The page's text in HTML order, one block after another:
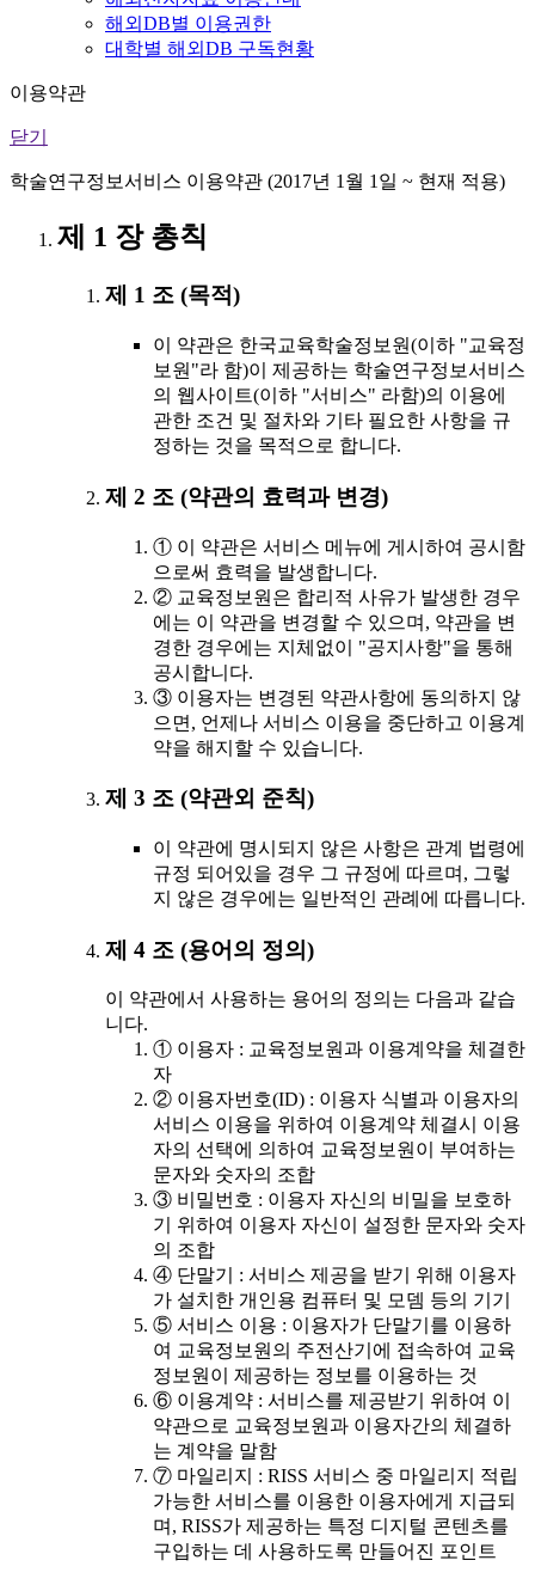
해외DB별 이용권한
대학별 해외DB 구독현황
이용약관
닫기
학술연구정보서비스 이용약관 (2017년 1월 1일 ~ 현재 적용)
제 1 장 총칙
제 1 조 (목적)
이 약관은 한국교육학술정보원(이하 "교육정
보원"라 함)이 제공하는 학술연구정보서비스
의 웹사이트(이하 "서비스" 라함)의 이용에
관한 조건 및 절차와 기타 필요한 사항을 규
정하는 것을 목적으로 합니다.
제 2 조 (약관의 효력과 변경)
① 이 약관은 서비스 메뉴에 게시하여 공시함
으로써 효력을 발생합니다.
② 교육정보원은 합리적 사유가 발생한 경우
에는 이 약관을 변경할 수 있으며, 약관을 변
경한 경우에는 지체없이 "공지사항"을 통해
공시합니다.
③ 이용자는 변경된 약관사항에 동의하지 않
으면, 언제나 서비스 이용을 중단하고 이용계
약을 해지할 수 있습니다.
제 3 조 (약관외 준칙)
이 약관에 명시되지 않은 사항은 관계 법령에
규정 되어있을 경우 그 규정에 따르며, 그렇
지 않은 경우에는 일반적인 관례에 따릅니다.
제 4 조 (용어의 정의)
이 약관에서 사용하는 용어의 정의는 다음과 같습
니다.
① 이용자 : 교육정보원과 이용계약을 체결한
자
② 이용자번호(ID) : 이용자 식별과 이용자의
서비스 이용을 위하여 이용계약 체결시 이용
자의 선택에 의하여 교육정보원이 부여하는
문자와 숫자의 조합
③ 비밀번호 : 이용자 자신의 비밀을 보호하
기 위하여 이용자 자신이 설정한 문자와 숫자
의 조합
④ 단말기 : 서비스 제공을 받기 위해 이용자
가 설치한 개인용 컴퓨터 및 모뎀 등의 기기
⑤ 서비스 이용 : 이용자가 단말기를 이용하
여 교육정보원의 주전산기에 접속하여 교육
정보원이 제공하는 정보를 이용하는 것
⑥ 이용계약 : 서비스를 제공받기 위하여 이
약관으로 교육정보원과 이용자간의 체결하
는 계약을 말함
⑦ 마일리지 : RISS 서비스 중 마일리지 적립
가능한 서비스를 이용한 이용자에게 지급되
며, RISS가 제공하는 특정 디지털 콘텐츠를
구입하는 데 사용하도록 만들어진 포인트